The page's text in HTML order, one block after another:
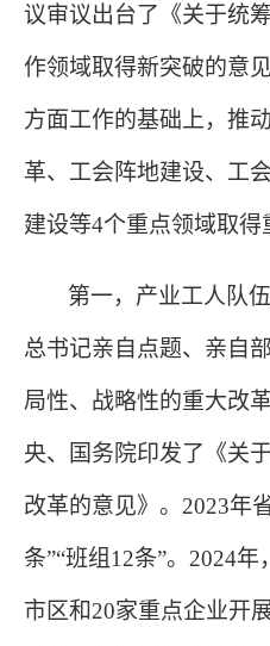
议审议出台了《关于统
作领域取得新突破的意
方面工作的基础上，推
革、工会阵地建设、工
建设等4个重点领域取得
第一，产业工人队
总书记亲自点题、亲自
局性、战略性的重大改革
央、国务院印发了《关
改革的意见》。2023年
条”“班组12条”。2024
市区和20家重点企业开